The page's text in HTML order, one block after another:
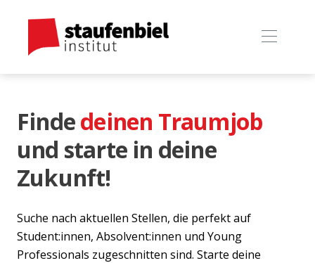
Findedeinen Traumjob
und starte in deine
Zukunft!
Suche nach aktuellen Stellen, die perfekt auf
Student:innen, Absolvent:innen und Young
Professionals zugeschnitten sind. Starte deine